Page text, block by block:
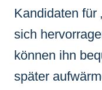
Kandidaten für
sich
können ihn
später